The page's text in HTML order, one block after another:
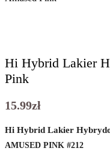
Hi Hybrid Lakier
Pink
15.99zł
Hi Hybrid Lakier
AMUSED PINK #212